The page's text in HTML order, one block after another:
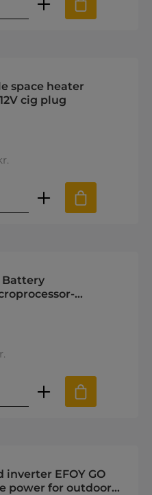
space heater
cig plug
Indtast den
Battery
Indtast den
EFOY GO
power for outdoor